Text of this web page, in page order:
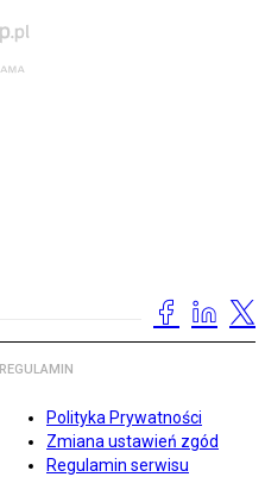
REGULAMIN
Polityka Prywatności
Zmiana ustawień zgód
Regulamin serwisu